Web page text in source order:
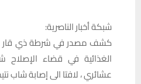
شبكة أخبار الناصرية:
كشف مصدر في شرطة ذي قار
الغذائية في قضاء الإصلاح
عشائري ، لافتا الى إصابة شاب